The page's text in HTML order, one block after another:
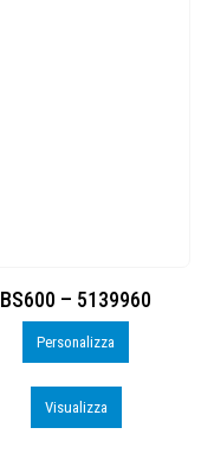
BS600 – 5139960
Personalizza
Visualizza